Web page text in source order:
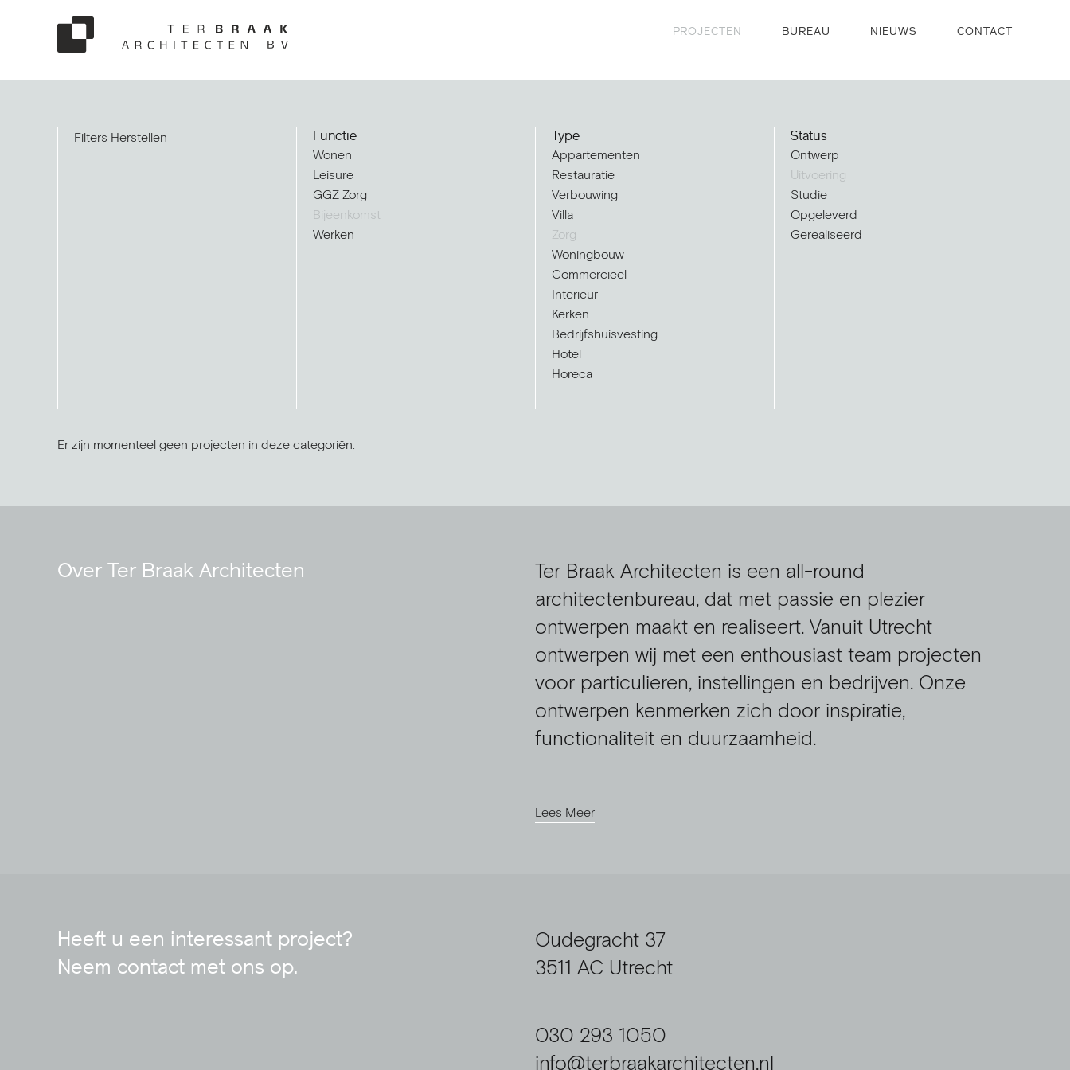
PROJECTEN BUREAU NIEUWS CONTACT
Filters Herstellen Functie
Wonen
Leisure
GGZ Zorg
Bijeenkomst
Werken
Type
Appartementen
Restauratie
Verbouwing
Villa
Zorg
Woningbouw
Commercieel
Interieur
Kerken
Bedrijfshuisvesting
Hotel
Horeca
Status
Ontwerp
Uitvoering
Studie
Opgeleverd
Gerealiseerd
Er zijn momenteel geen projecten in deze categoriën.
Over Ter Braak Architecten
Ter Braak Architecten is een all-round
architectenbureau, dat met passie en plezier
ontwerpen maakt en realiseert. Vanuit Utrecht
ontwerpen wij met een enthousiast team projecten
voor particulieren, instellingen en bedrijven. Onze
ontwerpen kenmerken zich door inspiratie,
functionaliteit en duurzaamheid.
Lees Meer
Heeft u een interessant project?
Neem contact met ons op.
Oudegracht 37
3511 AC Utrecht
030 293 1050
info@terbraakarchitecten.nl